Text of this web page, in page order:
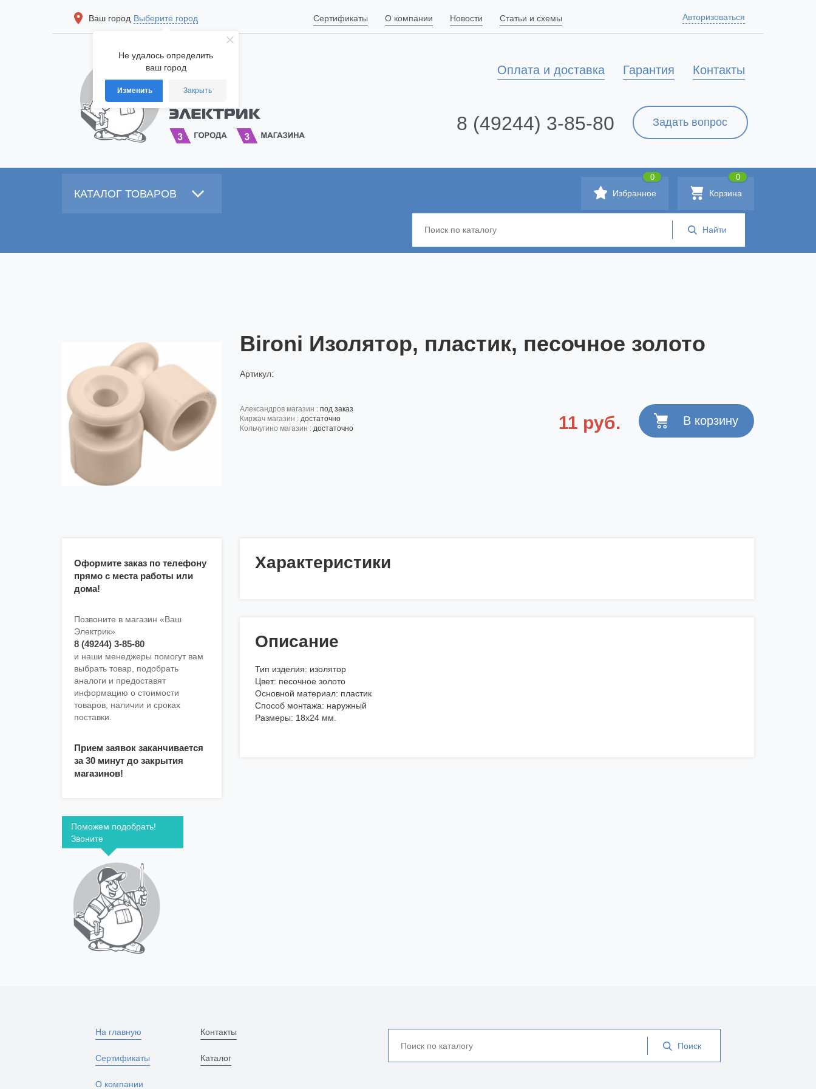
Не удалось определить
ваш город
Изменить Закрыть
Ваш город Выберите город Сертификаты О компании Новости Статьи и схемы Авторизоваться
Контакты
Гарантия
Оплата и доставка
Задать вопрос
8 (49244) 3-85-80
КАТАЛОГ ТОВАРОВ Корзина
0
Избранное
0
Bironi Изолятор, пластик, песочное золото
Артикул:
александров магазин : под заказ
киржач магазин : достаточно
кольчугино магазин : достаточно 11 руб.
Оформите заказ по телефону
прямо с места работы или
дома!
Позвоните в магазин «Ваш
Электрик»
8 (49244) 3-85-80
и наши менеджеры помогут вам
выбрать товар, подобрать
аналоги и предоставят
информацию о стоимости
товаров, наличии и сроках
поставки.
Прием заявок заканчивается
за 30 минут до закрытия
магазинов!
Поможем подобрать!
Звоните
Характеристики
Описание
Тип изделия: изолятор
Цвет: песочное золото
Основной материал: пластик
Способ монтажа: наружный
Размеры: 18x24 мм.
На главную
Сертификаты
О компании
Контакты
Каталог